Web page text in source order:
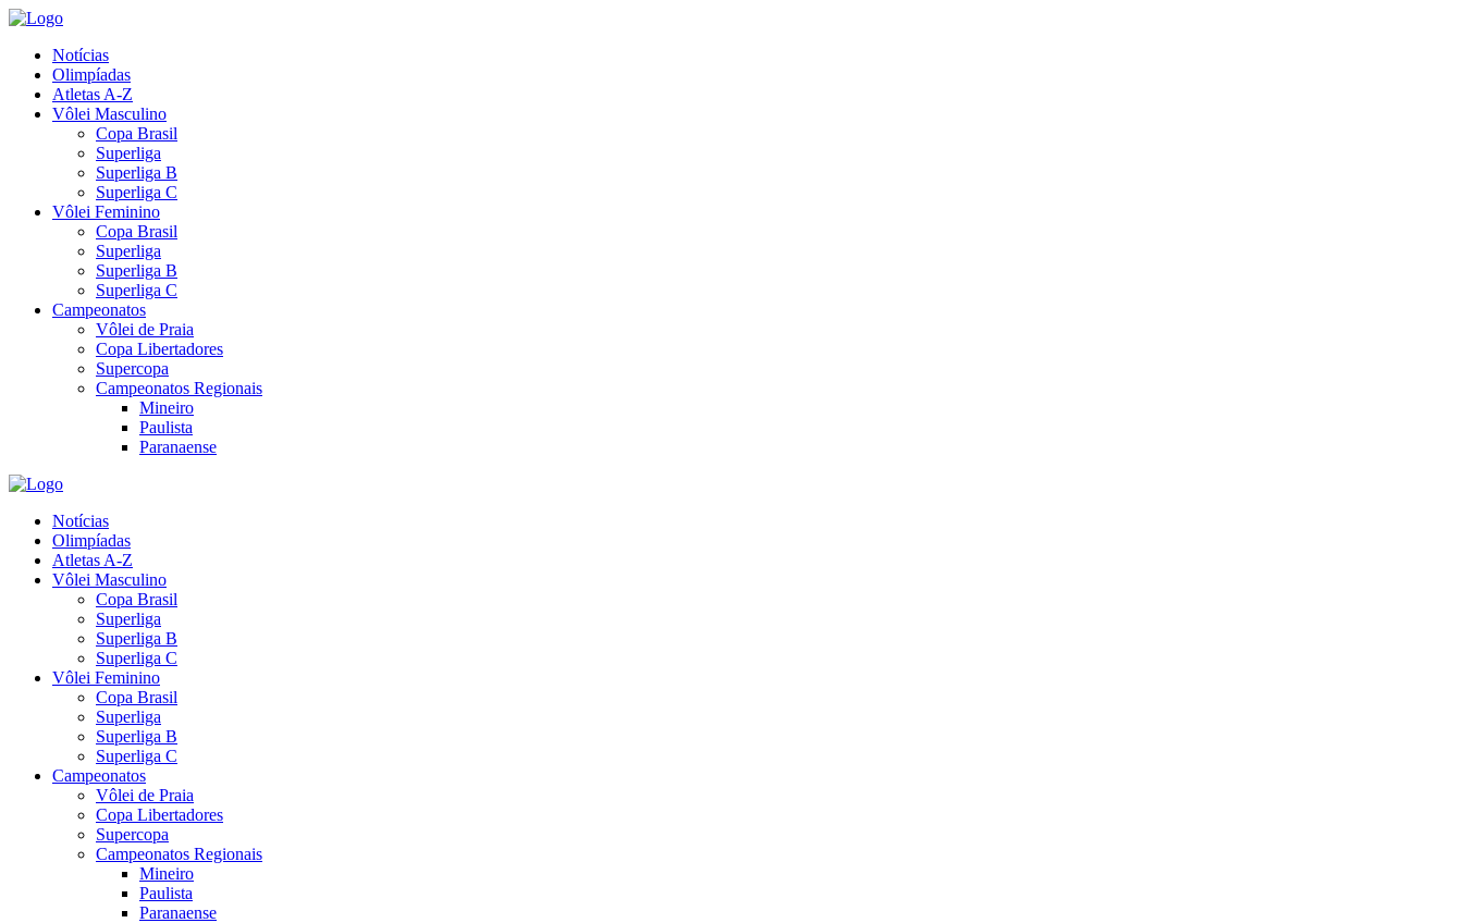
Notícias
Olimpíadas
Atletas A-Z
Vôlei Masculino
Copa Brasil
Superliga
Superliga B
Superliga C
Vôlei Feminino
Copa Brasil
Superliga
Superliga B
Superliga C
Campeonatos
Vôlei de Praia
Copa Libertadores
Supercopa
Campeonatos Regionais
Mineiro
Paulista
Paranaense
Notícias
Olimpíadas
Atletas A-Z
Vôlei Masculino
Copa Brasil
Superliga
Superliga B
Superliga C
Vôlei Feminino
Copa Brasil
Superliga
Superliga B
Superliga C
Campeonatos
Vôlei de Praia
Copa Libertadores
Supercopa
Campeonatos Regionais
Mineiro
Paulista
Paranaense